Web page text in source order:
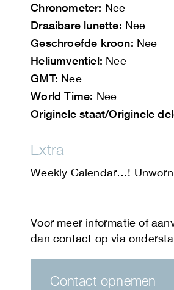
Chronometer: Nee
Draaibare lunette: Nee
Geschroefde kroon: Nee
Heliumventiel: Nee
GMT: Nee
World Time: Nee
Originele staat/Originele
Extra
Weekly Calendar…!
Contact opnemen